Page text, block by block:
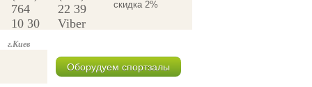
скидка 2%
764
10 30
22 39
Viber
Оборудуем спортзалы